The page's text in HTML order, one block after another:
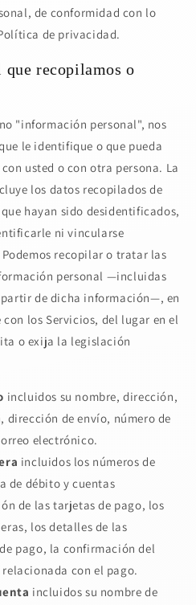
de conformidad con lo
de privacidad.
recopilamos o
"información personal", nos
le identifique o que pueda
usted o con otra persona. La
los datos recopilados de
hayan sido desidentificados,
ni vincularse
recopilar o tratar las
personal —incluidas
de dicha información—, en
los Servicios, del lugar en el
o exija la legislación
incluidos su nombre, dirección,
de envío, número de
electrónico.
incluidos los números de
de débito y cuentas
de las tarjetas de pago, los
los detalles de las
pago, la confirmación del
con el pago.
incluidos su nombre de